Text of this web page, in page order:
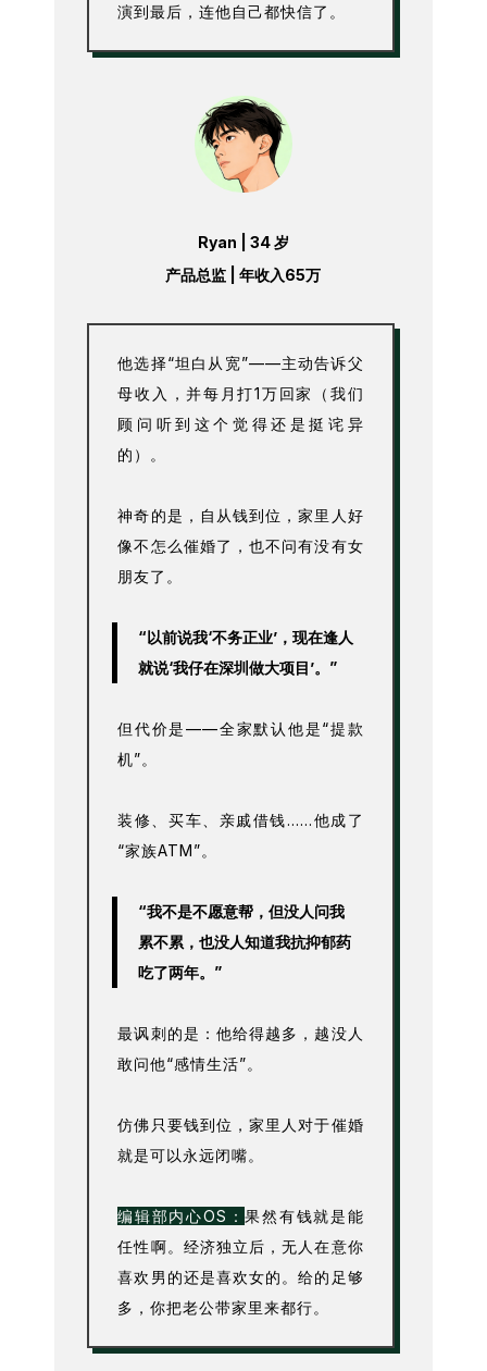
演到最后，连他自己都快信了。
Ryan | 34 岁
产品总监 | 年收入65万
他选择“坦白从宽”——主动告诉父
母收入，并每月打1万回家（我们
顾问听到这个觉得还是挺诧异
的）。
神奇的是，自从钱到位，家里人好
像不怎么催婚了，也不问有没有女
朋友了。
“以前说我‘不务正业’，现在逢人
就说‘我仔在深圳做大项目’。”
但代价是——全家默认他是“提款
机”。
装修、买车、亲戚借钱……他成了
“家族ATM”。
“我不是不愿意帮，但没人问我
累不累，也没人知道我抗抑郁药
吃了两年。”
最讽刺的是：他给得越多，越没人
敢问他“感情生活”。
仿佛只要钱到位，家里人对于催婚
就是可以永远闭嘴。
编辑部内心OS：果然有钱就是能
任性啊。经济独立后，无人在意你
喜欢男的还是喜欢女的。给的足够
多，你把老公带家里来都行。